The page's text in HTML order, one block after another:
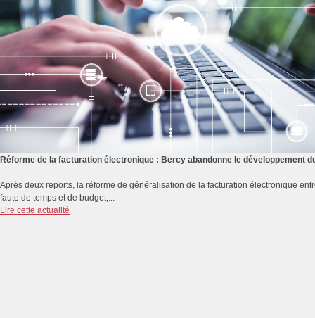
Réforme de la facturation électronique : Bercy abandonne le développement
Après deux reports, la réforme de généralisation de la facturation électronique
faute de temps et de budget,...
Lire cette actualité